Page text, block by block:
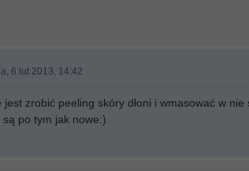
6 lut 2013, 14:42
zrobić peeling skóry dłoni i wmasować w
są po tym jak nowe:)